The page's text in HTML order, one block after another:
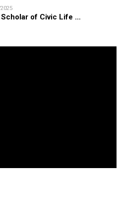
Scholar of Civic Life …